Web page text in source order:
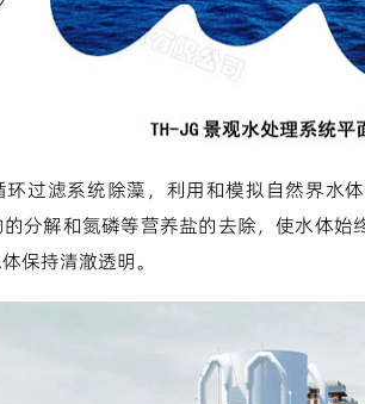
环过滤系统除藻，利用和模拟自然界水
分解和氮磷等营养盐的去除，使水体
保持清澈透明。